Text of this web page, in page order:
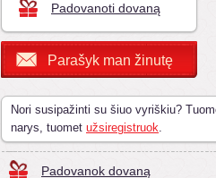
Padovanoti dovaną
Parašyk man žinutę
Nori susipažinti su šiuo vyriškiu?
narys, tuomet užsiregistruok.
Padovanok dovaną